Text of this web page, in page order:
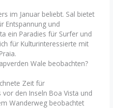
im Januar beliebt. Sal bietet
Entspannung und
ein Paradies für Surfer und
für Kulturinteressierte mit
Wale beobachten?
Zeit für
den Inseln Boa Vista und
Wanderweg beobachtet